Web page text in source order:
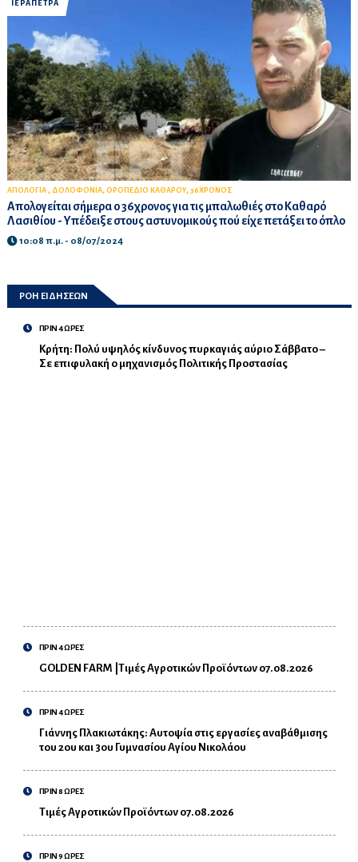
ΙΕΡΑΠΕΤΡΑ
ΑΠΟΛΟΓΙΑ , ΔΟΛΟΦΟΝΙΑ, ΟΡΟΠΕΔΙΟ ΚΑΘΑΡΟΥ, 36ΧΡΟΝΟΣ
Απολογείται σήμερα ο 36χρονος για τις μπαλωθιές στο Καθαρό
Λασιθίου - Υπέδειξε στους αστυνομικούς πού είχε πετάξει το όπλο
10:08 π.μ. - 08/07/2024
ΡΟΗ ΕΙΔΗΣΕΩΝ
ΠΡΙΝ 4 ΩΡΕΣ
Κρήτη: Πολύ υψηλός κίνδυνος πυρκαγιάς αύριο Σάββατο –
Σε επιφυλακή ο μηχανισμός Πολιτικής Προστασίας
ΠΡΙΝ 4 ΩΡΕΣ
GOLDEN FARM |Τιμές Αγροτικών Προϊόντων 07.08.2026
ΠΡΙΝ 4 ΩΡΕΣ
Γιάννης Πλακιωτάκης: Αυτοψία στις εργασίες αναβάθμισης
του 2ου και 3ου Γυμνασίου Αγίου Νικολάου
ΠΡΙΝ 8 ΩΡΕΣ
Τιμές Αγροτικών Προϊόντων 07.08.2026
ΠΡΙΝ 9 ΩΡΕΣ